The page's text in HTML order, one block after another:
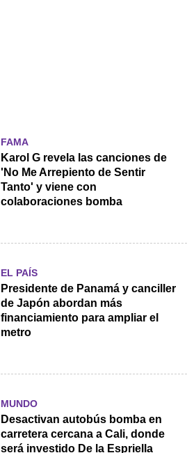
FAMA
Karol G revela las canciones de
'No Me Arrepiento de Sentir
Tanto' y viene con
colaboraciones bomba
EL PAÍS
Presidente de Panamá y canciller
de Japón abordan más
financiamiento para ampliar el
metro
MUNDO
Desactivan autobús bomba en
carretera cercana a Cali, donde
será investido De la Espriella